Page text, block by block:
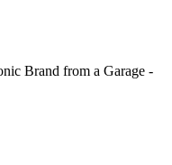
Brand from a Garage -